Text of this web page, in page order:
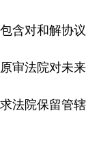
含对和解协
审法院对未
法院保留管